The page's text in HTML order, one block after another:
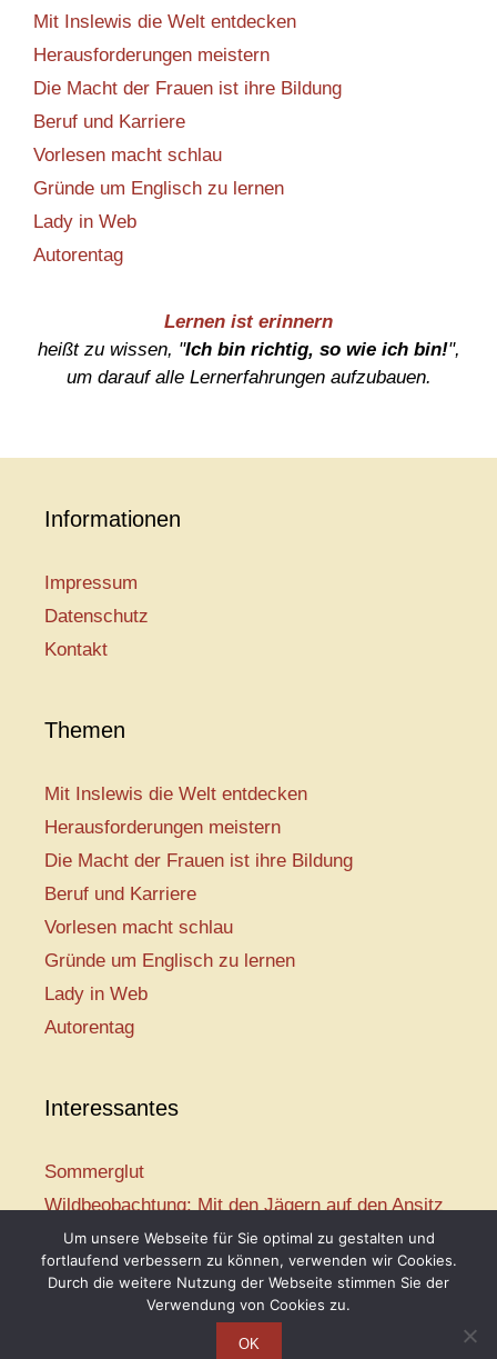
Mit Inslewis die Welt entdecken
Herausforderungen meistern
Die Macht der Frauen ist ihre Bildung
Beruf und Karriere
Vorlesen macht schlau
Gründe um Englisch zu lernen
Lady in Web
Autorentag
Lernen ist erinnern
heißt zu wissen, "Ich bin richtig, so wie ich bin!",
um darauf alle Lernerfahrungen aufzubauen.
Informationen
Impressum
Datenschutz
Kontakt
Themen
Mit Inslewis die Welt entdecken
Herausforderungen meistern
Die Macht der Frauen ist ihre Bildung
Beruf und Karriere
Vorlesen macht schlau
Gründe um Englisch zu lernen
Lady in Web
Autorentag
Interessantes
Sommerglut
Wildbeobachtung: Mit den Jägern auf den Ansitz
Mir ist so heiß
Mission: Rettungsschwimmer
Vogelwelt-Entdeckertour
Um unsere Webseite für Sie optimal zu gestalten und
fortlaufend verbessern zu können, verwenden wir Cookies.
Durch die weitere Nutzung der Webseite stimmen Sie der
Verwendung von Cookies zu.
OK